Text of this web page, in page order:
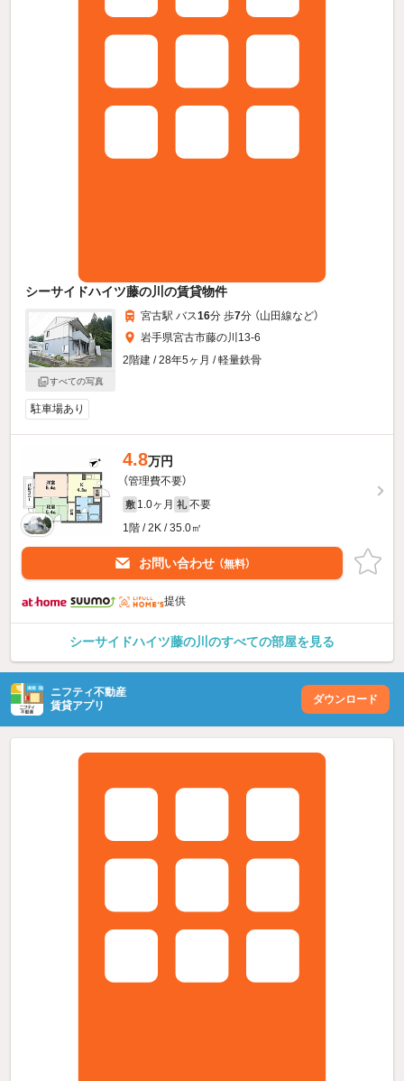
シーサイドハイツ藤の川の賃貸物件
すべての写真
宮古駅 バス16分 歩7分 （山田線など）
岩手県宮古市藤の川13-6
2階建 / 28年5ヶ月 / 軽量鉄骨
駐車場あり
4.8万円
（管理費不要）
敷 1.0ヶ月 礼 不要
1階 / 2K / 35.0㎡
お問い合わせ （無料）
提供
シーサイドハイツ藤の川のすべての部屋を見る
ニフティ不動産
賃貸アプリ
ダウンロード